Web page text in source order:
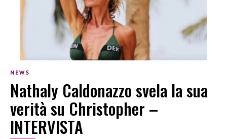
NEWS
Nathaly Caldonazzo svela la sua
verità su Christopher –
INTERVISTA